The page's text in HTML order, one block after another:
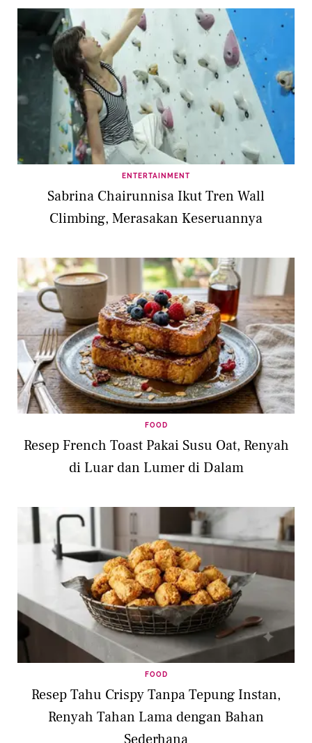
ENTERTAINMENT
Sabrina Chairunnisa Ikut Tren Wall
Climbing, Merasakan Keseruannya
FOOD
Resep French Toast Pakai Susu Oat, Renyah
di Luar dan Lumer di Dalam
FOOD
Resep Tahu Crispy Tanpa Tepung Instan,
Renyah Tahan Lama dengan Bahan
Sederhana